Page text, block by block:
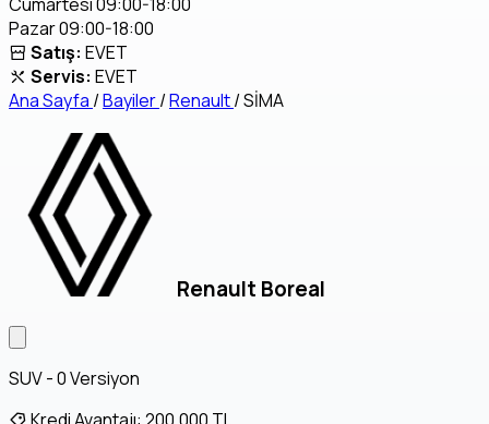
Cumartesi 09:00-18:00
Pazar 09:00-18:00
Satış: EVET
Servis: EVET
Ana Sayfa /Bayiler/Renault/SİMA
Renault Boreal
SUV - 0 Versiyon